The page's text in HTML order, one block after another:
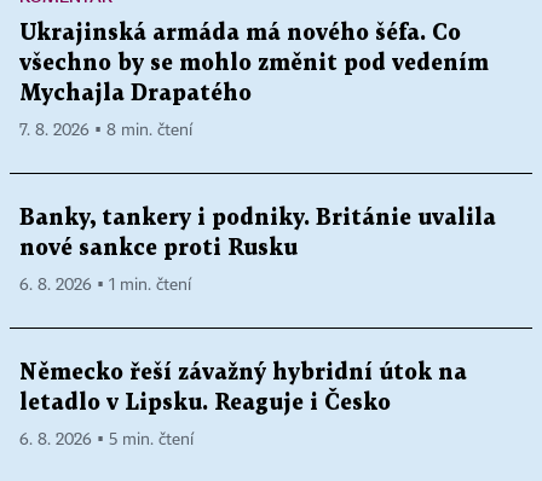
Ukrajinská armáda má nového šéfa. Co
všechno by se mohlo změnit pod vedením
Mychajla Drapatého
7. 8. 2026 ▪ 8 min. čtení
Banky, tankery i podniky. Británie uvalila
nové sankce proti Rusku
6. 8. 2026 ▪ 1 min. čtení
Německo řeší závažný hybridní útok na
letadlo v Lipsku. Reaguje i Česko
6. 8. 2026 ▪ 5 min. čtení